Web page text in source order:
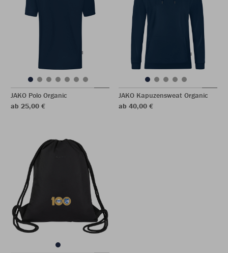
JAKO Polo Organic
ab 25,00 €
JAKO Kapuzensweat Organic
ab 40,00 €